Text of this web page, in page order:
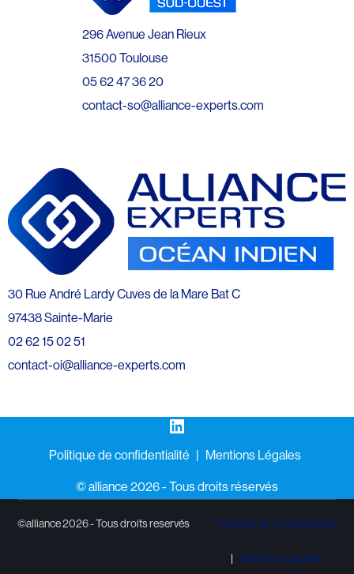
296 Avenue Jean Rieux
31500 Toulouse
05 62 47 36 20
contact-so@alliance-experts.com
30 Rue André Lardy Cuves de la Mare Bat C
97438 Sainte-Marie
02 62 15 02 51
contact-oi@alliance-experts.com
LinkedIn
Politique de confidentialité Mentions Légales
©️ alliance 2026 - Tous droits réservés
©alliance 2026 - Tous droits reservés Politique de confidentialité
Mentions Légales